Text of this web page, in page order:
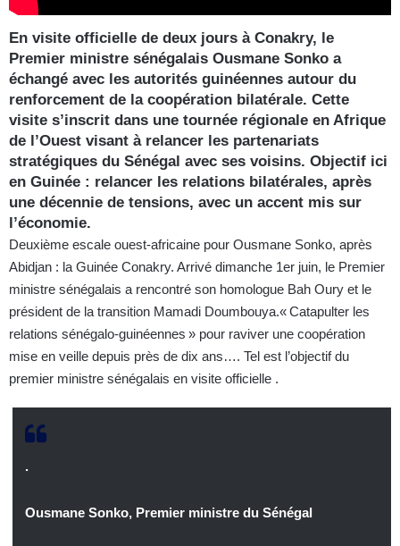
En visite officielle de deux jours à Conakry, le
Premier ministre sénégalais Ousmane Sonko a
échangé avec les autorités guinéennes autour du
renforcement de la coopération bilatérale. Cette
visite s’inscrit dans une tournée régionale en Afrique
de l’Ouest visant à relancer les partenariats
stratégiques du Sénégal avec ses voisins. Objectif ici
en Guinée : relancer les relations bilatérales, après
une décennie de tensions, avec un accent mis sur
l’économie.
Deuxième escale ouest-africaine pour Ousmane Sonko, après
Abidjan : la Guinée Conakry. Arrivé dimanche 1er juin, le Premier
ministre sénégalais a rencontré son homologue Bah Oury et le
président de la transition Mamadi Doumbouya.« Catapulter les
relations sénégalo-guinéennes » pour raviver une coopération
mise en veille depuis près de dix ans…. Tel est l’objectif du
premier ministre sénégalais en visite officielle .
.
Ousmane Sonko, Premier ministre du Sénégal